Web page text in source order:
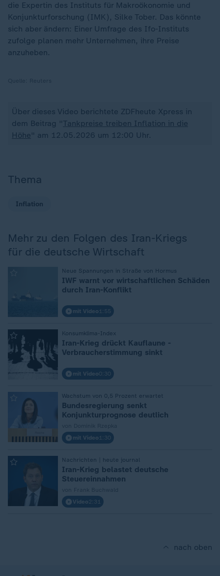
die Expertin des Instituts für Makroökonomie und
Konjunkturforschung (IMK), Silke Tober. Das könnte
sich aber ändern: Einer Umfrage des Ifo-Instituts
zufolge planen mehr Unternehmen, ihre Preise
anzuheben.
Über dieses Video berichtete ZDFheute Xpress in
dem Beitrag "Tankpreise treiben Inflation in die
Höhe" am 12.05.2026 um 12:00 Uhr.
Thema
Inflation
Mehr zu den Folgen des Iran-Kriegs
für die deutsche Wirtschaft
Neue Spannungen in Straße von Hormus
IWF warnt vor wirtschaftlichen Schäden
durch Iran-Konflikt
mit Video 1:55
Konsumklima-Index
Iran-Krieg drückt Kauflaune -
Verbraucherstimmung sinkt
mit Video0:30
Wachstum von 0,5 Prozent erwartet
Bundesregierung senkt
Konjunkturprognose deutlich
mit Video 1:30
Nachrichten | heute journal
Iran-Krieg belastet deutsche
Steuereinnahmen
Video2:31
nach oben